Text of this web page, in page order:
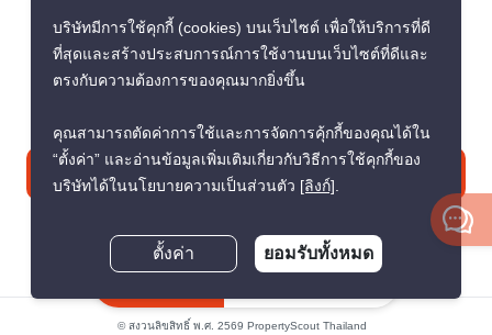
+66 92 264 3444
contact@propertyscout.co.th
ติดต่อเรา
© สงวนลิขสิทธิ์ พ.ศ. 2569 PropertyScout Thailand
บริษัทมีการใช้คุกกี้ (cookies) บนเว็บไซต์ เพื่อให้บริการที่ดี
ที่สุดและสร้างประสบการณ์การใช้งานบนเว็บไซต์ที่ดีและ
ตรงกับความต้องการของคุณมากยิ่งขึ้น
คุณสามารถตัดค่าการใช้และการจัดการคุ้กกี้ของคุณได้ใน
“ตั้งค่า” และอ่านข้อมูลเพิ่มเติมเกี่ยวกับวิธีการใช้คุกกี้ของ
บริษัทได้ในนโยบายความเป็นส่วนตัว [ลิงก์].
ตั้งค่า ยอมรับทั้งหมด